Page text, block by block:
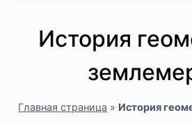
История
Главная страница » История